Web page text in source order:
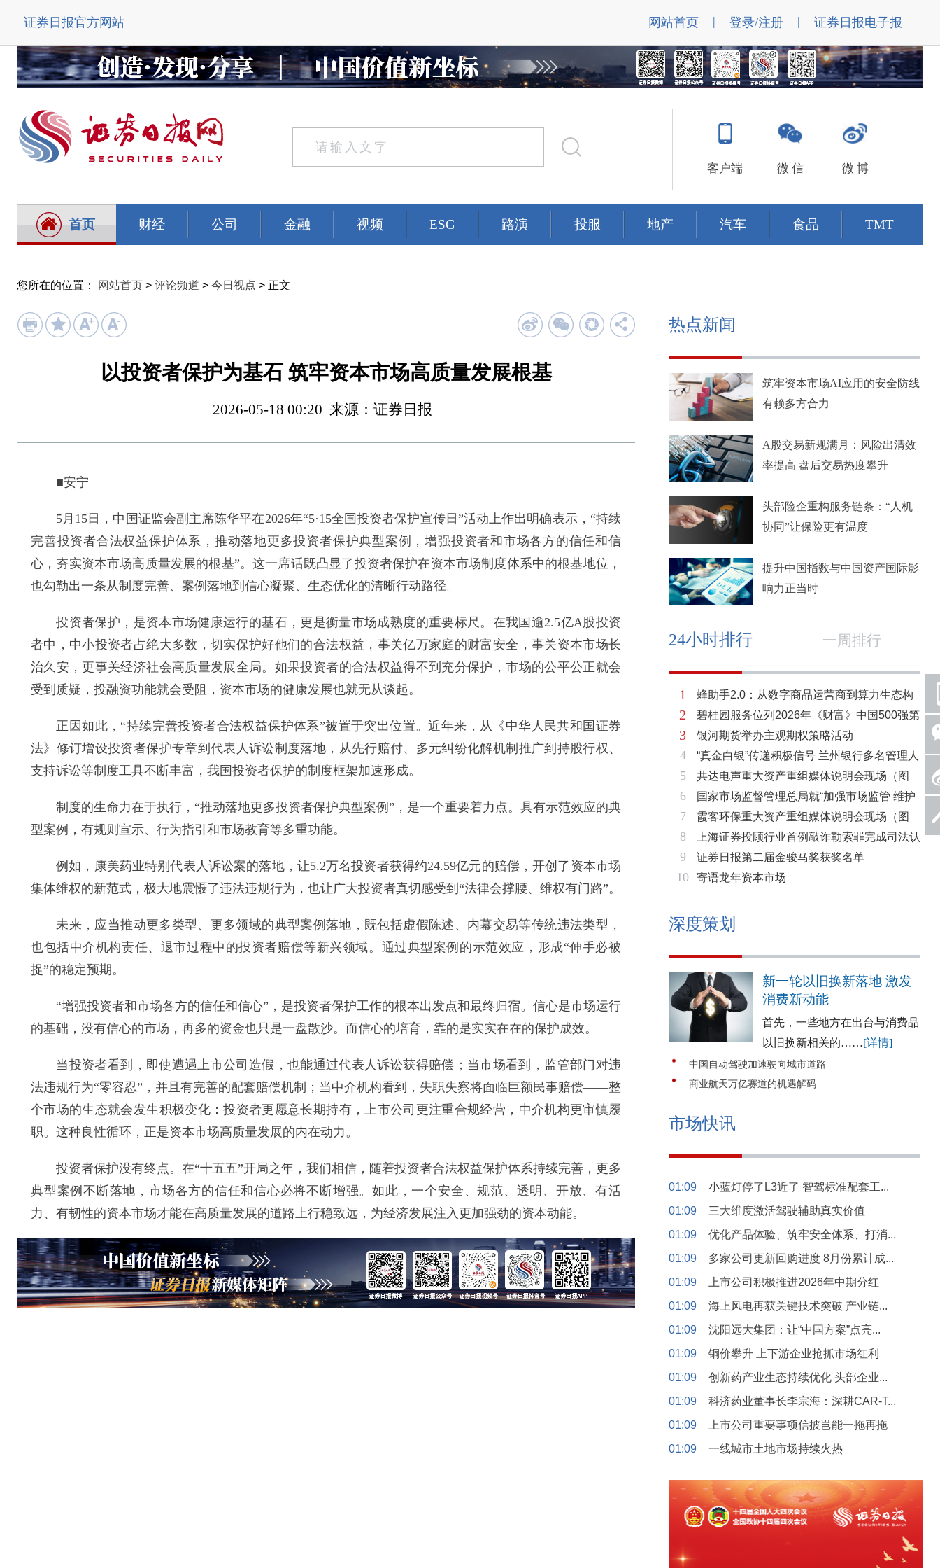
证券日报官方网站 网站首页 | 登录/注册 | 证券日报电子报
客户端 微 信 微 博
首页 财经 公司 金融 视频 ESG 路演 投服 地产 汽车 食品 TMT
您所在的位置： 网站首页 > 评论频道 > 今日视点 > 正文
以投资者保护为基石 筑牢资本市场高质量发展根基
2026-05-18 00:20 来源：证券日报
■安宁
5月15日，中国证监会副主席陈华平在2026年“5·15全国投资者保护宣传日”活动上作出明确表示，“持续
完善投资者合法权益保护体系，推动落地更多投资者保护典型案例，增强投资者和市场各方的信任和信
心，夯实资本市场高质量发展的根基”。这一席话既凸显了投资者保护在资本市场制度体系中的根基地位，
也勾勒出一条从制度完善、案例落地到信心凝聚、生态优化的清晰行动路径。
投资者保护，是资本市场健康运行的基石，更是衡量市场成熟度的重要标尺。在我国逾2.5亿A股投资
者中，中小投资者占绝大多数，切实保护好他们的合法权益，事关亿万家庭的财富安全，事关资本市场长
治久安，更事关经济社会高质量发展全局。如果投资者的合法权益得不到充分保护，市场的公平公正就会
受到质疑，投融资功能就会受阻，资本市场的健康发展也就无从谈起。
正因如此，“持续完善投资者合法权益保护体系”被置于突出位置。近年来，从《中华人民共和国证券
法》修订增设投资者保护专章到代表人诉讼制度落地，从先行赔付、多元纠纷化解机制推广到持股行权、
支持诉讼等制度工具不断丰富，我国投资者保护的制度框架加速形成。
制度的生命力在于执行，“推动落地更多投资者保护典型案例”，是一个重要着力点。具有示范效应的典
型案例，有规则宣示、行为指引和市场教育等多重功能。
例如，康美药业特别代表人诉讼案的落地，让5.2万名投资者获得约24.59亿元的赔偿，开创了资本市场
集体维权的新范式，极大地震慑了违法违规行为，也让广大投资者真切感受到“法律会撑腰、维权有门路”。
未来，应当推动更多类型、更多领域的典型案例落地，既包括虚假陈述、内幕交易等传统违法类型，
也包括中介机构责任、退市过程中的投资者赔偿等新兴领域。通过典型案例的示范效应，形成“伸手必被
捉”的稳定预期。
“增强投资者和市场各方的信任和信心”，是投资者保护工作的根本出发点和最终归宿。信心是市场运行
的基础，没有信心的市场，再多的资金也只是一盘散沙。而信心的培育，靠的是实实在在的保护成效。
当投资者看到，即使遭遇上市公司造假，也能通过代表人诉讼获得赔偿；当市场看到，监管部门对违
法违规行为“零容忍”，并且有完善的配套赔偿机制；当中介机构看到，失职失察将面临巨额民事赔偿——整
个市场的生态就会发生积极变化：投资者更愿意长期持有，上市公司更注重合规经营，中介机构更审慎履
职。这种良性循环，正是资本市场高质量发展的内在动力。
投资者保护没有终点。在“十五五”开局之年，我们相信，随着投资者合法权益保护体系持续完善，更多
典型案例不断落地，市场各方的信任和信心必将不断增强。如此，一个安全、规范、透明、开放、有活
力、有韧性的资本市场才能在高质量发展的道路上行稳致远，为经济发展注入更加强劲的资本动能。
热点新闻
筑牢资本市场AI应用的安全防线
有赖多方合力
A股交易新规满月：风险出清效
率提高 盘后交易热度攀升
头部险企重构服务链条：“人机
协同”让保险更有温度
提升中国指数与中国资产国际影
响力正当时
24小时排行 一周排行
1
2
3
4
5
6
7
8
9
10
蜂助手2.0：从数字商品运营商到算力生态构
建者的跃迁
碧桂园服务位列2026年《财富》中国500强第
321位 排名稳步上升彰显发展韧性
银河期货举办主观期权策略活动
“真金白银”传递积极信号 兰州银行多名管理人
员拟增持公司股份不低于600万元
共达电声重大资产重组媒体说明会现场（图
片）
国家市场监督管理总局就“加强市场监管 维护
市场秩序”答记者问
霞客环保重大资产重组媒体说明会现场（图
片）
上海证券投顾行业首例敲诈勒索罪完成司法认
定 司法机关重拳打击“职业索赔人”
证券日报第二届金骏马奖获奖名单
寄语龙年资本市场
深度策划
新一轮以旧换新落地 激发
消费新动能
首先，一些地方在出台与消费品
以旧换新相关的……[详情]
中国自动驾驶加速驶向城市道路
商业航天万亿赛道的机遇解码
市场快讯
01:09
小蓝灯停了L3近了 智驾标准配套工...
01:09
三大维度激活驾驶辅助真实价值
01:09
优化产品体验、筑牢安全体系、打消...
01:09
多家公司更新回购进度 8月份累计成...
01:09
上市公司积极推进2026年中期分红
01:09
海上风电再获关键技术突破 产业链...
01:09
沈阳远大集团：让“中国方案”点亮...
01:09
铜价攀升 上下游企业抢抓市场红利
01:09
创新药产业生态持续优化 头部企业...
01:09
科济药业董事长李宗海：深耕CAR-T...
01:09
上市公司重要事项信披岂能一拖再拖
01:09
一线城市土地市场持续火热